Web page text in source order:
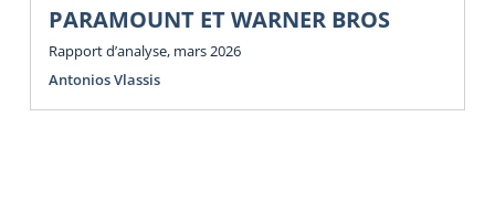
PARAMOUNT ET WARNER BROS
Rapport d’analyse, mars 2026
Antonios Vlassis